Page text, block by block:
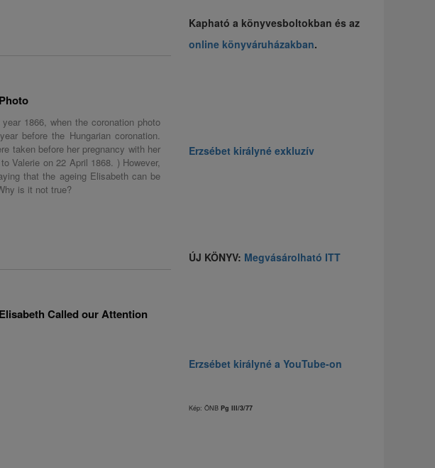
1866, when the coronation photo
before the Hungarian coronation.
taken before her pregnancy with her
Valerie on 22 April 1868. ) However,
that the ageing Elisabeth can be
is it not true?
Called our Attention
Kapható a könyvesboltokban és az
online könyváruházakban.
Erzsébet királyné exkluzív
ÚJ KÖNYV: Megvásárolható ITT
Erzsébet királyné a YouTube-on
Kép: ÖNB Pg III/3/77